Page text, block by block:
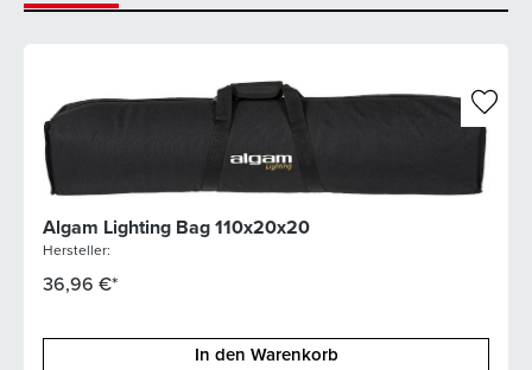
Algam Lighting Bag 110x20x20
Hersteller:
36,96 €*
In den Warenkorb